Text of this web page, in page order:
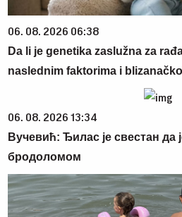
06. 08. 2026 06:38
Da li je genetika zaslužna za
naslednim faktorima i
06. 08. 2026 13:34
Вучевић: Ђилас је свестан да
бродоломом